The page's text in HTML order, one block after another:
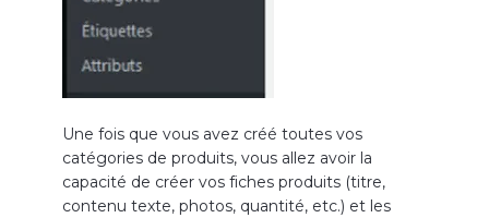
Une fois que vous avez créé toutes vos
catégories de produits, vous allez avoir la
capacité de créer vos fiches produits (titre,
contenu texte, photos, quantité, etc.) et les